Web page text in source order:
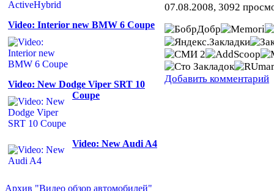
Video: Interior new BMW 6 Coupe
Video: New Dodge Viper SRT 10
Coupe
Video: New Audi A4
Архив "Видео обзор автомобилей"
07.08.2008, 3092
Добавить комментарий